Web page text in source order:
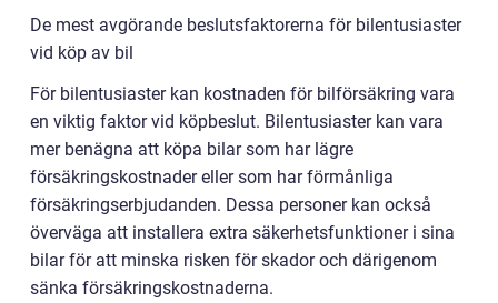
De mest avgörande beslutsfaktorerna för bilentusiaster
vid köp av bil
För bilentusiaster kan kostnaden för bilförsäkring vara
en viktig faktor vid köpbeslut. Bilentusiaster kan vara
mer benägna att köpa bilar som har lägre
försäkringskostnader eller som har förmånliga
försäkringserbjudanden. Dessa personer kan också
överväga att installera extra säkerhetsfunktioner i sina
bilar för att minska risken för skador och därigenom
sänka försäkringskostnaderna.